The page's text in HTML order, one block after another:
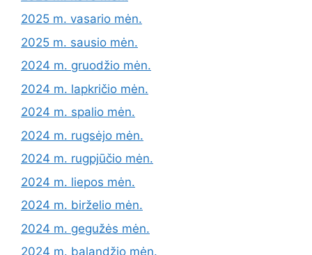
2025 m. vasario mėn.
2025 m. sausio mėn.
2024 m. gruodžio mėn.
2024 m. lapkričio mėn.
2024 m. spalio mėn.
2024 m. rugsėjo mėn.
2024 m. rugpjūčio mėn.
2024 m. liepos mėn.
2024 m. birželio mėn.
2024 m. gegužės mėn.
2024 m. balandžio mėn.